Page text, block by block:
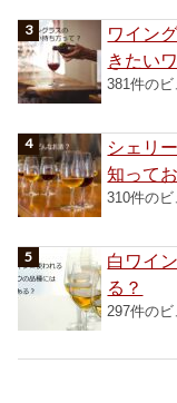
ワイン
きたい
381件のビ
シェリ
知って
310件のビ
白ワイ
る？
297件のビ